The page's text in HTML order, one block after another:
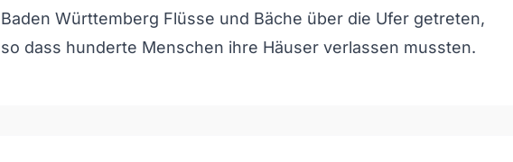
Baden Württemberg Flüsse und Bäche über die Ufer getreten,
so dass hunderte Menschen ihre Häuser verlassen mussten.